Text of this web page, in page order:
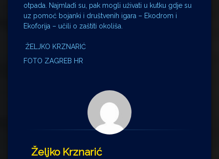
otpada. Najmlađi su, pak mogli uživati u kutku gdje su
uz pomoć bojanki i društvenih igara – Ekodrom i
Ekoforija – učili o zaštiti okoliša.
ŽELJKO KRZNARIĆ
FOTO ZAGREB HR
Željko Krznarić